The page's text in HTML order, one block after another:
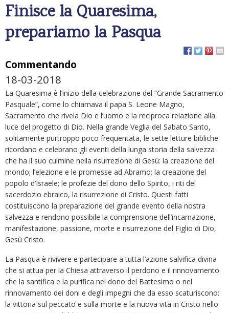
Finisce la Quaresima,
prepariamo la Pasqua
Commentando
18-03-2018
La Quaresima è l’inizio della celebrazione del “Grande Sacramento
Pasquale”, come lo chiamava il papa S. Leone Magno,
Sacramento che rivela Dio e l’uomo e la reciproca relazione alla
luce del progetto di Dio. Nella grande Veglia del Sabato Santo,
solitamente purtroppo poco frequentata, le sette letture bibliche
ricordano e celebrano gli eventi della lunga storia della salvezza
che ha il suo culmine nella risurrezione di Gesù: la creazione del
mondo; l’elezione e le promesse ad Abramo; la creazione del
popolo d’Israele; le profezie del dono dello Spirito, i riti del
sacerdozio ebraico, la risurrezione di Cristo. Questi fatti
costituiscono la preparazione del grande evento della nostra
salvezza e rendono possibile la comprensione dell’incarnazione,
manifestazione, passione, morte e risurrezione del Figlio di Dio,
Gesù Cristo.
La Pasqua è rivivere e partecipare a tutta l’azione salvifica divina
che si attua per la Chiesa attraverso il perdono e il rinnovamento
che la santifica e la purifica nel dono del Battesimo o nel
rinnovamento dei doni e degli impegni che da esso scaturiscono:
la vittoria sul peccato e sulla morte e la nuova vita in Cristo nello